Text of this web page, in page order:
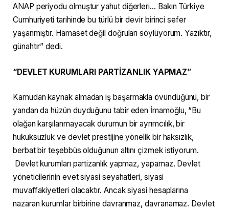
ANAP periyodu olmuştur yahut diğerleri… Bakın Türkiye
Cumhuriyeti tarihinde bu türlü bir devir birinci sefer
yaşanmıştır. Hamaset değil doğruları söylüyorum. Yazıktır,
günahtır” dedi.
“DEVLET KURUMLARI PARTİZANLIK YAPMAZ”
Kamudan kaynak almadan iş başarmakla övündüğünü, bir
yandan da hüzün duyduğunu tabir eden İmamoğlu, “Bu
olağan karşılanmayacak durumun bir ayrımcılık, bir
hukuksuzluk ve devlet prestijine yönelik bir haksızlık,
berbat bir teşebbüs olduğunun altını çizmek istiyorum.
Devlet kurumları partizanlık yapmaz, yapamaz. Devlet
yöneticilerinin evet siyasi seyahatleri, siyasi
muvaffakiyetleri olacaktır. Ancak siyasi hesaplarına
nazaran kurumlar birbirine davranmaz, davranamaz. Devlet